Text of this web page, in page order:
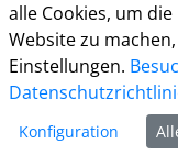
Ein Besuch des
notwendig.
alle Cookies, um
Website zu
Einstellungen.
Konfiguration